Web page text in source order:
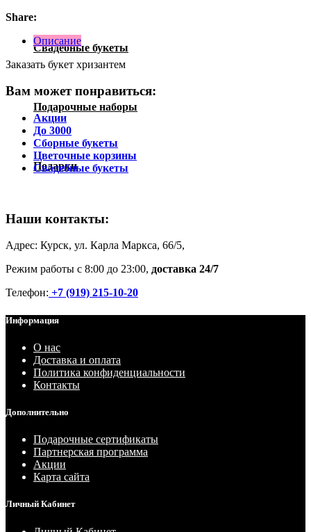
Свадебные букеты
Подарочные наборы
Подарки
Share:
Описание
Заказать букет хризантем
Вам может понравиться:
Акции
До 3000
Сборные букеты
Цветочные корзины
Свадебные букеты
Наши контакты:
Адрес: Курск, ул. Карла Маркса, 66/5,
Режим работы с 8:00 до 23:00, доставка 24/7
Телефон: +7 (919) 215-10-20
Информация
О нас
Доставка и оплата
Политика конфиденциальности
Контакты
Дополнительно
Подарочные сертификаты
Партнерская программа
Акции
Карта сайта
Личный Кабинет